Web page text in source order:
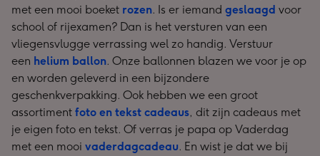
met een mooi boeket rozen. Is er iemand geslaagd voor
school of rijexamen? Dan is het versturen van een
vliegensvlugge verrassing wel zo handig. Verstuur
een helium ballon. Onze ballonnen blazen we voor je op
en worden geleverd in een bijzondere
geschenkverpakking. Ook hebben we een groot
assortiment foto en tekst cadeaus, dit zijn cadeaus met
je eigen foto en tekst. Of verras je papa op Vaderdag
met een mooi vaderdagcadeau. En wist je dat we bij